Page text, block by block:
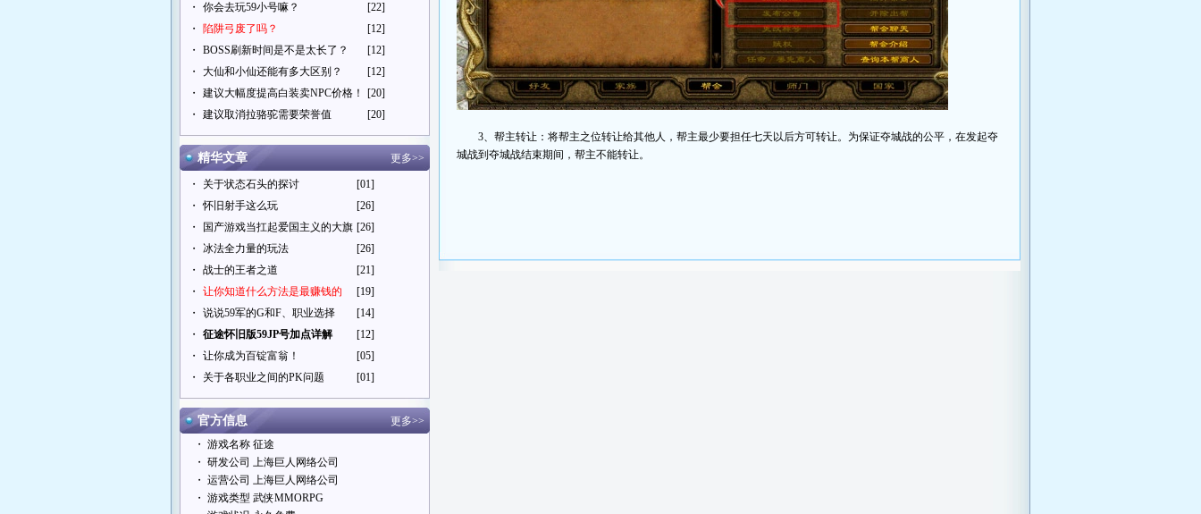
・
你会去玩59小号嘛？
[22]
・
陷阱弓废了吗？
[12]
・
BOSS刷新时间是不是太长了？
[12]
・
大仙和小仙还能有多大区别？
[12]
・
建议大幅度提高白装卖NPC价格！
[20]
・
建议取消拉骆驼需要荣誉值 [20]
精华文章 更多>>
・ 关于状态石头的探讨
[01]
・
怀旧射手这么玩
[26]
・
国产游戏当扛起爱国主义的大旗 [26]
・
冰法全力量的玩法
[26]
・
战士的王者之道
[21]
・
让你知道什么方法是最赚钱的
[19]
・
说说59军的G和F、职业选择
[14]
・
征途怀旧版59JP号加点详解
[12]
・
让你成为百锭富翁！
[05]
・
关于各职业之间的PK问题 [01]
官方信息
更多>>
・ 游戏名称 征途
・ 研发公司 上海巨人网络公司
・ 运营公司 上海巨人网络公司
・ 游戏类型 武侠MMORPG
3、帮主转让：将帮主之位转让给其他人，帮主最少要担任七天以后方可转让。为保证夺城战的公平，在发起夺
城战到夺城战结束期间，帮主不能转让。